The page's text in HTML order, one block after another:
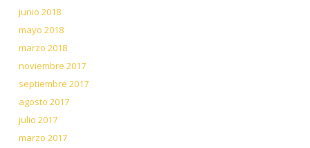
junio 2018
mayo 2018
marzo 2018
noviembre 2017
septiembre 2017
agosto 2017
julio 2017
marzo 2017